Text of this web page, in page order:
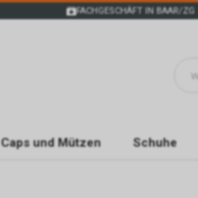
FACHGESCHÄFT IN BAAR/ZG
Caps und Mützen Schuhe